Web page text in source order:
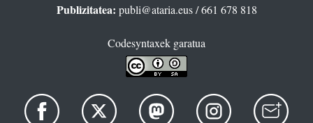
Publizitatea: publi@ataria.eus/ 661 678 818
Codesyntaxek garatua